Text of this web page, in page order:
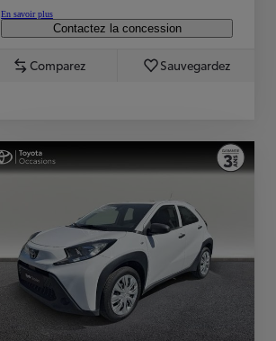
En savoir plus
Contactez la concession
Comparez Sauvegardez